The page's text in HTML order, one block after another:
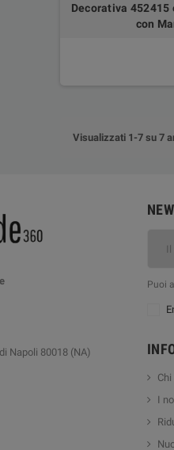
Decorativa
con
Visualizzati 1-7 su 7
Napoli 80018 (NA)
Puoi
I